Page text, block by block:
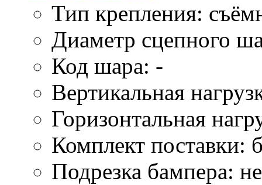
Тип крепления:
Диаметр сцепного
Код шара: -
Вертикальная
Горизонтальная
Комплект поставки:
Подрезка бампера: